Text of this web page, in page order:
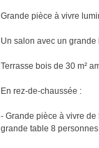
Grande pièce à vivre
Un salon avec un
Terrasse bois de 30 m²
En rez-de-chaussée :
- Grande pièce à vivre
grande table 8 personnes